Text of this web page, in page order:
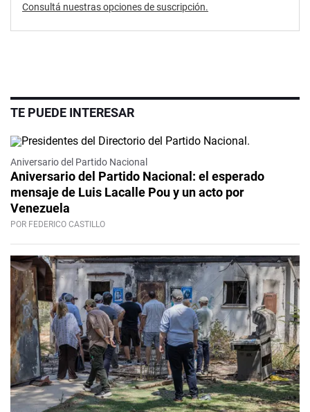
Consultá nuestras opciones de suscripción.
TE PUEDE INTERESAR
Aniversario del Partido Nacional
Aniversario del Partido Nacional: el esperado
mensaje de Luis Lacalle Pou y un acto por
Venezuela
POR FEDERICO CASTILLO